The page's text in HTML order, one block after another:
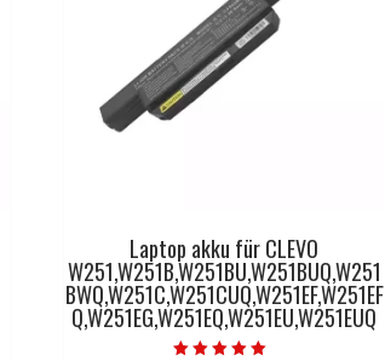
Laptop akku für CLEVO
W251,W251B,W251BU,W251BUQ,W251
BWQ,W251C,W251CUQ,W251EF,W251EF
Q,W251EG,W251EQ,W251EU,W251EUQ